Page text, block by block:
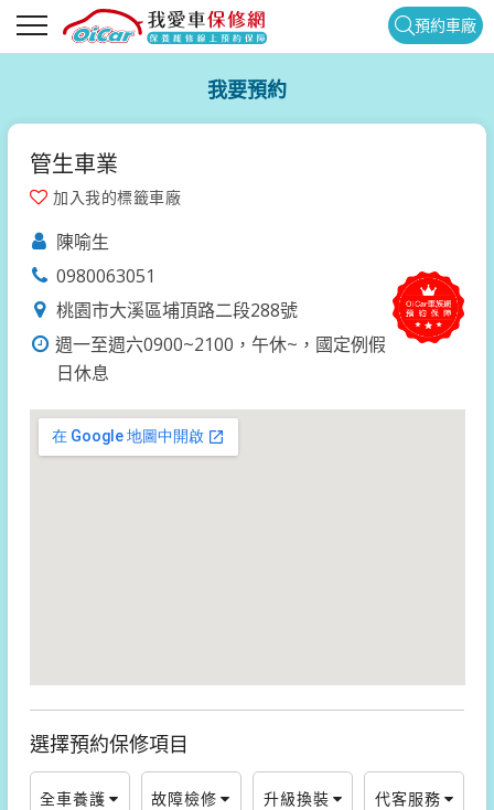
預約車廠
我要預約
管生車業
加入我的標籤車廠
陳喻生
0980063051
桃園市大溪區埔頂路二段288號
週一至週六0900~2100，午休~，國定例假
日休息
選擇預約保修項目
全車養護 故障檢修 升級換裝 代客服務